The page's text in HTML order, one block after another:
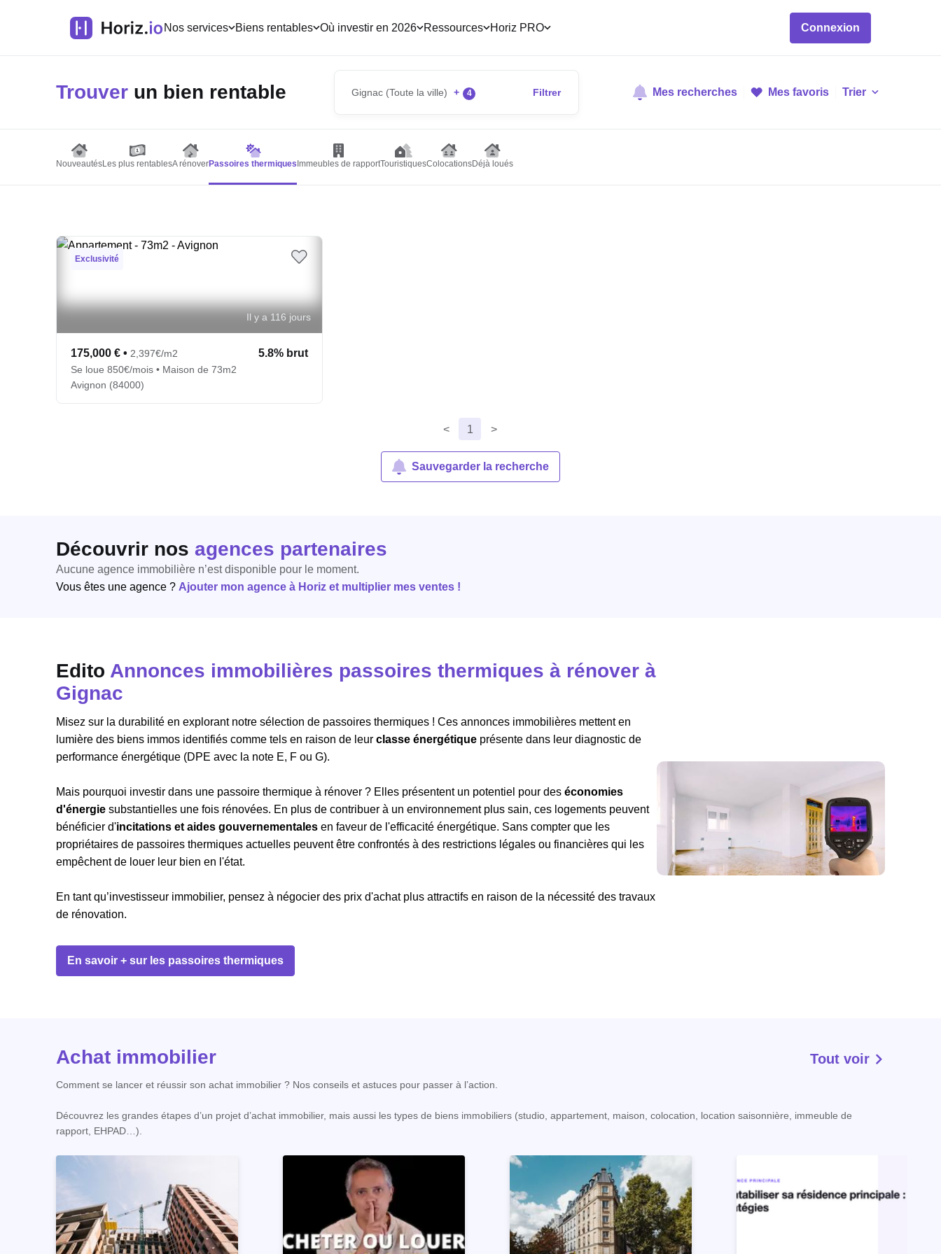
Nos services Biens rentables Où investir en 2026 Ressources Horiz PRO Connexion
Trouver un bien rentable Gignac (Toute la ville) + 4 Filtrer Mes recherches Mes favoris Trier
NouveautésLes plus rentablesA rénoverPassoires thermiques Immeubles de rapportTouristiquesColocationsDéjà loués
Exclusivité
Il y a 116 jours
175,000 € • 2,397€/m2 5.8% brut
Se loue 850€/mois • Maison de 73m2
Avignon (84000)
< 1 >
Sauvegarder la recherche
Découvrir nos agences partenaires
Aucune agence immobilière n’est disponible pour le moment.
Vous êtes une agence ? Ajouter mon agence à Horiz et multiplier mes ventes !
Edito Annonces immobilières passoires thermiques à rénover à
Gignac
Misez sur la durabilité en explorant notre sélection de passoires thermiques ! Ces annonces immobilières mettent en
lumière des biens immos identifiés comme tels en raison de leur classe énergétique présente dans leur diagnostic de
performance énergétique (DPE avec la note E, F ou G).
Mais pourquoi investir dans une passoire thermique à rénover ? Elles présentent un potentiel pour des économies
d'énergie substantielles une fois rénovées. En plus de contribuer à un environnement plus sain, ces logements peuvent
bénéficier d'incitations et aides gouvernementales en faveur de l'efficacité énergétique. Sans compter que les
propriétaires de passoires thermiques actuelles peuvent être confrontés à des restrictions légales ou financières qui les
empêchent de louer leur bien en l'état.
En tant qu’investisseur immobilier, pensez à négocier des prix d'achat plus attractifs en raison de la nécessité des travaux
de rénovation.
En savoir + sur les passoires thermiques
Achat immobilier Tout voir
Comment se lancer et réussir son achat immobilier ? Nos conseils et astuces pour passer à l’action.
Découvrez les grandes étapes d’un projet d’achat immobilier, mais aussi les types de biens immobiliers (studio, appartement, maison, colocation, location saisonnière, immeuble de
rapport, EHPAD…).